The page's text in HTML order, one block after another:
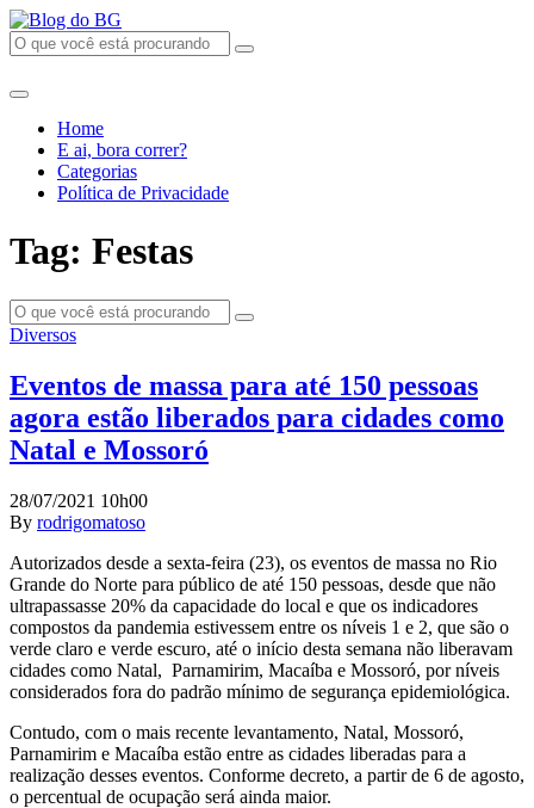
Home
E ai, bora correr?
Categorias
Política de Privacidade
Tag: Festas
Diversos
Eventos de massa para até 150 pessoas
agora estão liberados para cidades como
Natal e Mossoró
28/07/2021 10h00
By rodrigomatoso
Autorizados desde a sexta-feira (23), os eventos de massa no Rio
Grande do Norte para público de até 150 pessoas, desde que não
ultrapassasse 20% da capacidade do local e que os indicadores
compostos da pandemia estivessem entre os níveis 1 e 2, que são o
verde claro e verde escuro, até o início desta semana não liberavam
cidades como Natal, Parnamirim, Macaíba e Mossoró, por níveis
considerados fora do padrão mínimo de segurança epidemiológica.
Contudo, com o mais recente levantamento, Natal, Mossoró,
Parnamirim e Macaíba estão entre as cidades liberadas para a
realização desses eventos. Conforme decreto, a partir de 6 de agosto,
o percentual de ocupação será ainda maior.